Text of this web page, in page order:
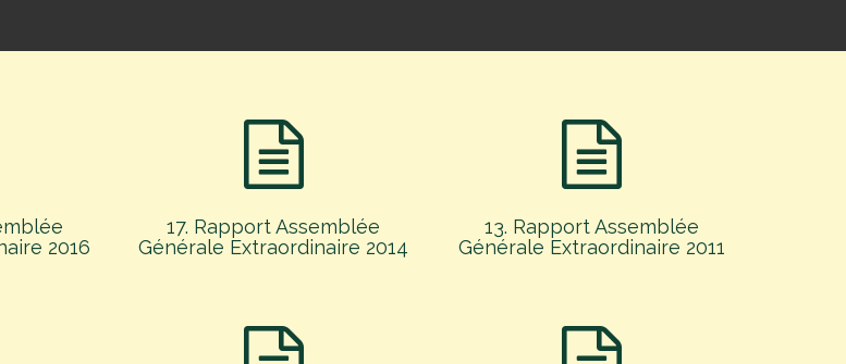
2016
17. Rapport Assemblée
Générale Extraordinaire 2014
13. Rapport Assemblée
Générale Extraordinaire 2011